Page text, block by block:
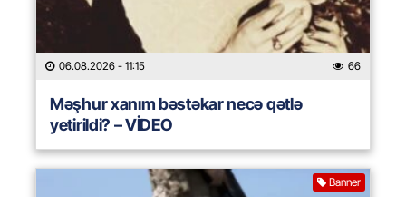
06.08.2026 - 11:15 66
Məşhur xanım bəstəkar necə qətlə
yetirildi? – VİDEO
Banner